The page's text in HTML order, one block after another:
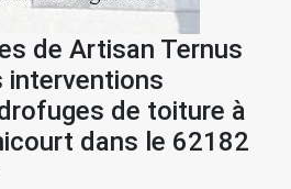
de Artisan Ternus
interventions
de toiture à
dans le 62182